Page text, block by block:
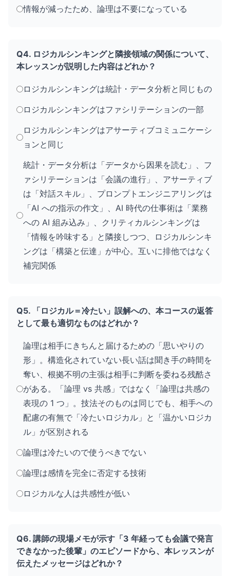
情報が減ったため、論理は不要になっている
Q4. ロジカルシンキングと隣接領域の関係について、
本レッスンが説明した内容はどれか？
ロジカルシンキングは統計・データ分析と同じもの
ロジカルシンキングはファシリテーションの一部
ロジカルシンキングはアサーティブコミュニケーシ
ョンと同じ
統計・データ分析は「データから因果を読む」、フ
ァシリテーションは「会議の進行」、アサーティブ
は「対話スキル」、プロンプトエンジニアリングは
「AI への指示の作文」、AI 時代の仕事術は「業務
への AI 組み込み」、クリティカルシンキングは
「情報を吟味する」と隣接しつつ、ロジカルシンキ
ングは「構築と伝達」が中心。互いに排他ではなく
補完関係
Q5. 「ロジカル＝冷たい」誤解への、本コースの返答
として最も適切なものはどれか？
論理は相手にきちんと届けるための「思いやりの
形」。構造化されていない長い話は聞き手の時間を
奪い、根拠不明の主張は相手に判断を委ねる残酷さ
がある。「論理 vs 共感」ではなく「論理は共感の
表現の 1 つ」。技法そのものは同じでも、相手への
配慮の有無で「冷たいロジカル」と「温かいロジカ
ル」が区別される
論理は冷たいので使うべきでない
論理は感情を完全に否定する技術
ロジカルな人は共感性が低い
Q6. 講師の現場メモが示す「3 年経っても会議で発言
できなかった後輩」のエピソードから、本レッスンが
伝えたメッセージはどれか？